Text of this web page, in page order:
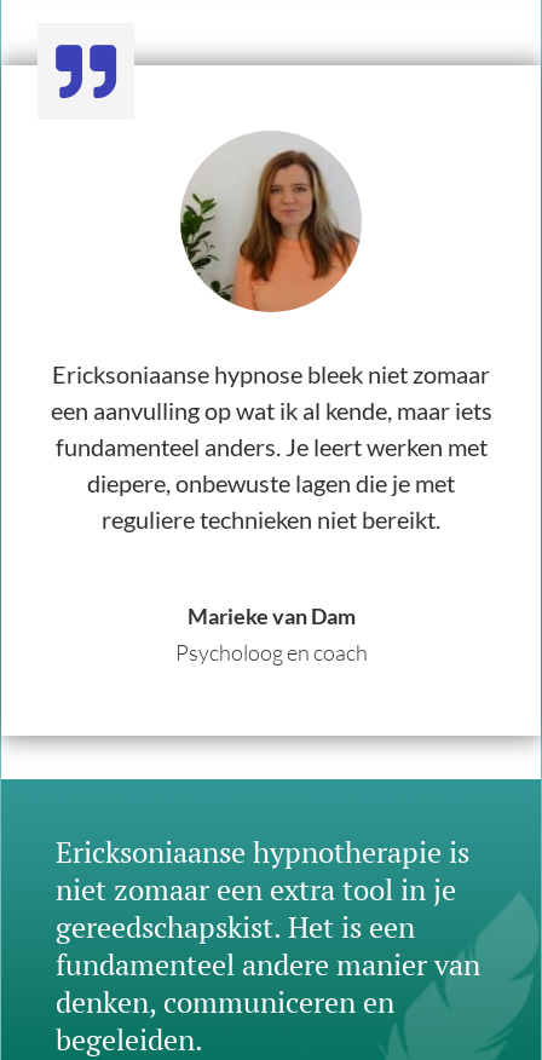
Ericksoniaanse hypnose bleek niet zomaar
een aanvulling op wat ik al kende, maar iets
fundamenteel anders. Je leert werken met
diepere, onbewuste lagen die je met
reguliere technieken niet bereikt.
Marieke van Dam
Psycholoog en coach
Ericksoniaanse hypnotherapie is
niet zomaar een extra tool in je
gereedschapskist. Het is een
fundamenteel andere manier van
denken, communiceren en
begeleiden.